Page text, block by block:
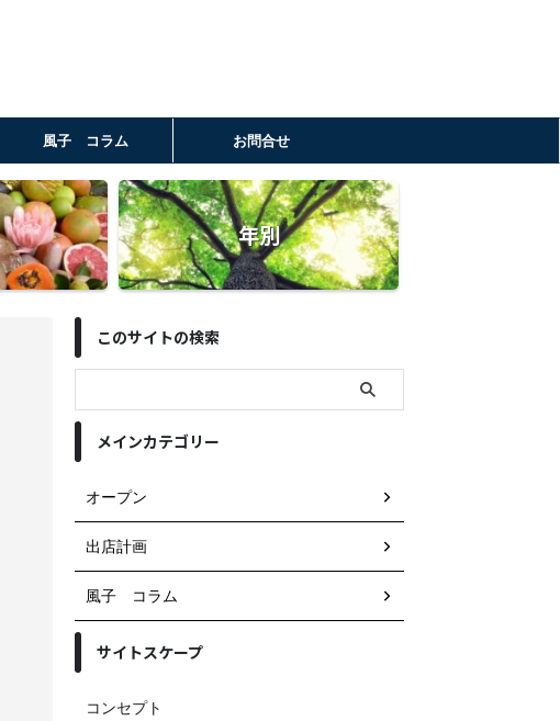
風子 コラム お問合せ
年別
このサイトの検索
メインカテゴリー
オープン
出店計画
風子 コラム
サイトスケープ
コンセプト